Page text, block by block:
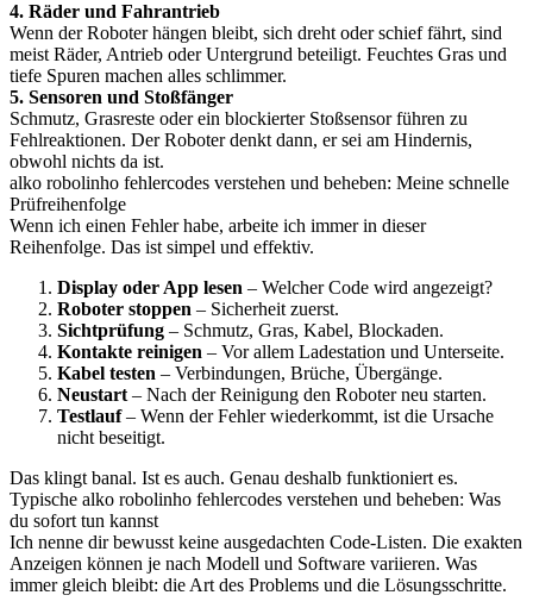
4. Räder und Fahrantrieb
Wenn der Roboter hängen bleibt, sich dreht oder schief fährt, sind
meist Räder, Antrieb oder Untergrund beteiligt. Feuchtes Gras und
tiefe Spuren machen alles schlimmer.
5. Sensoren und Stoßfänger
Schmutz, Grasreste oder ein blockierter Stoßsensor führen zu
Fehlreaktionen. Der Roboter denkt dann, er sei am Hindernis,
obwohl nichts da ist.
alko robolinho fehlercodes verstehen und beheben: Meine schnelle
Prüfreihenfolge
Wenn ich einen Fehler habe, arbeite ich immer in dieser
Reihenfolge. Das ist simpel und effektiv.
Display oder App lesen – Welcher Code wird angezeigt?
Roboter stoppen – Sicherheit zuerst.
Sichtprüfung – Schmutz, Gras, Kabel, Blockaden.
Kontakte reinigen – Vor allem Ladestation und Unterseite.
Kabel testen – Verbindungen, Brüche, Übergänge.
Neustart – Nach der Reinigung den Roboter neu starten.
Testlauf– Wenn der Fehler wiederkommt, ist die Ursache
nicht beseitigt.
Das klingt banal. Ist es auch. Genau deshalb funktioniert es.
Typische alko robolinho fehlercodes verstehen und beheben: Was
du sofort tun kannst
Ich nenne dir bewusst keine ausgedachten Code-Listen. Die exakten
Anzeigen können je nach Modell und Software variieren. Was
immer gleich bleibt: die Art des Problems und die Lösungsschritte.